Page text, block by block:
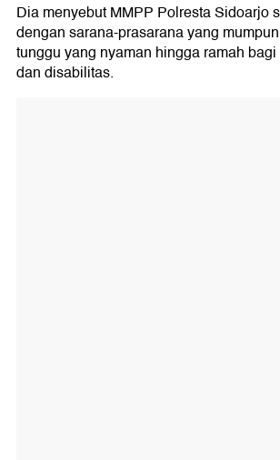
Dia menyebut MMPP Polresta Sidoarjo
dengan sarana-prasarana yang
tunggu yang nyaman hingga ramah
dan disabilitas.